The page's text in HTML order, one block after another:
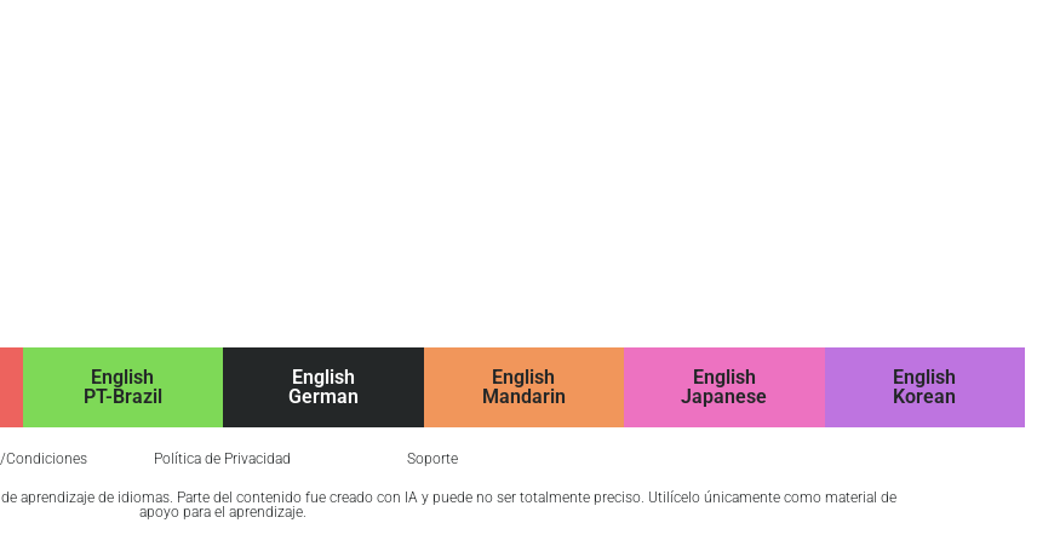
English
PT-Brazil
English
German
English
Mandarin
English
Japanese
English
Korean
Condiciones Política de Privacidad Soporte
aprendizaje de idiomas. Parte del contenido fue creado con IA y puede no ser totalmente preciso. Utilícelo únicamente como material de
apoyo para el aprendizaje.